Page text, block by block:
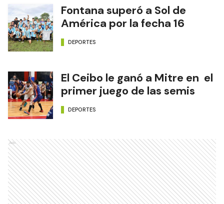
Fontana superó a Sol de
América por la fecha 16
DEPORTES
El Ceibo le ganó a Mitre en el
primer juego de las semis
DEPORTES
Ads